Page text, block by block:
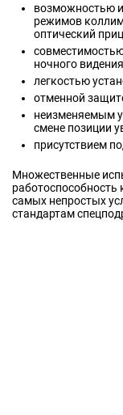
возможностью
режимов
оптический
ночного
легкостью
отменной
неизменяемым
смене позиции
присутствием
Множественные
самых непростых
стандартам